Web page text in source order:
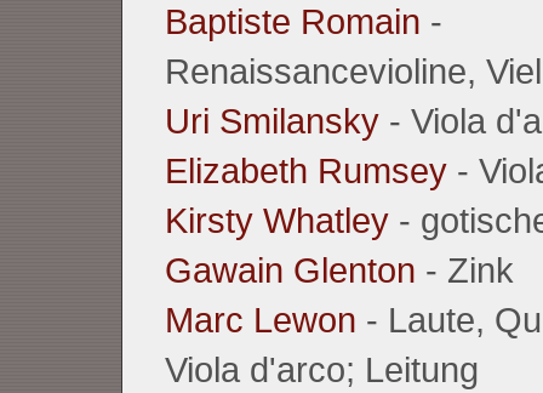
Baptiste Romain -
Renaissancevioline,
Uri Smilansky- Viola
Elizabeth Rumsey-
Kirsty Whatley-
Gawain Glenton - Zink
Marc Lewon - Laute,
Viola d'arco; Leitung